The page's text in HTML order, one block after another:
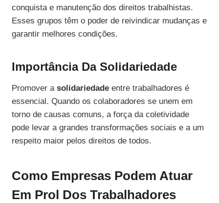
conquista e manutenção dos direitos trabalhistas.
Esses grupos têm o poder de reivindicar mudanças e
garantir melhores condições.
Importância Da Solidariedade
Promover a solidariedade entre trabalhadores é
essencial. Quando os colaboradores se unem em
torno de causas comuns, a força da coletividade
pode levar a grandes transformações sociais e a um
respeito maior pelos direitos de todos.
Como Empresas Podem Atuar
Em Prol Dos Trabalhadores